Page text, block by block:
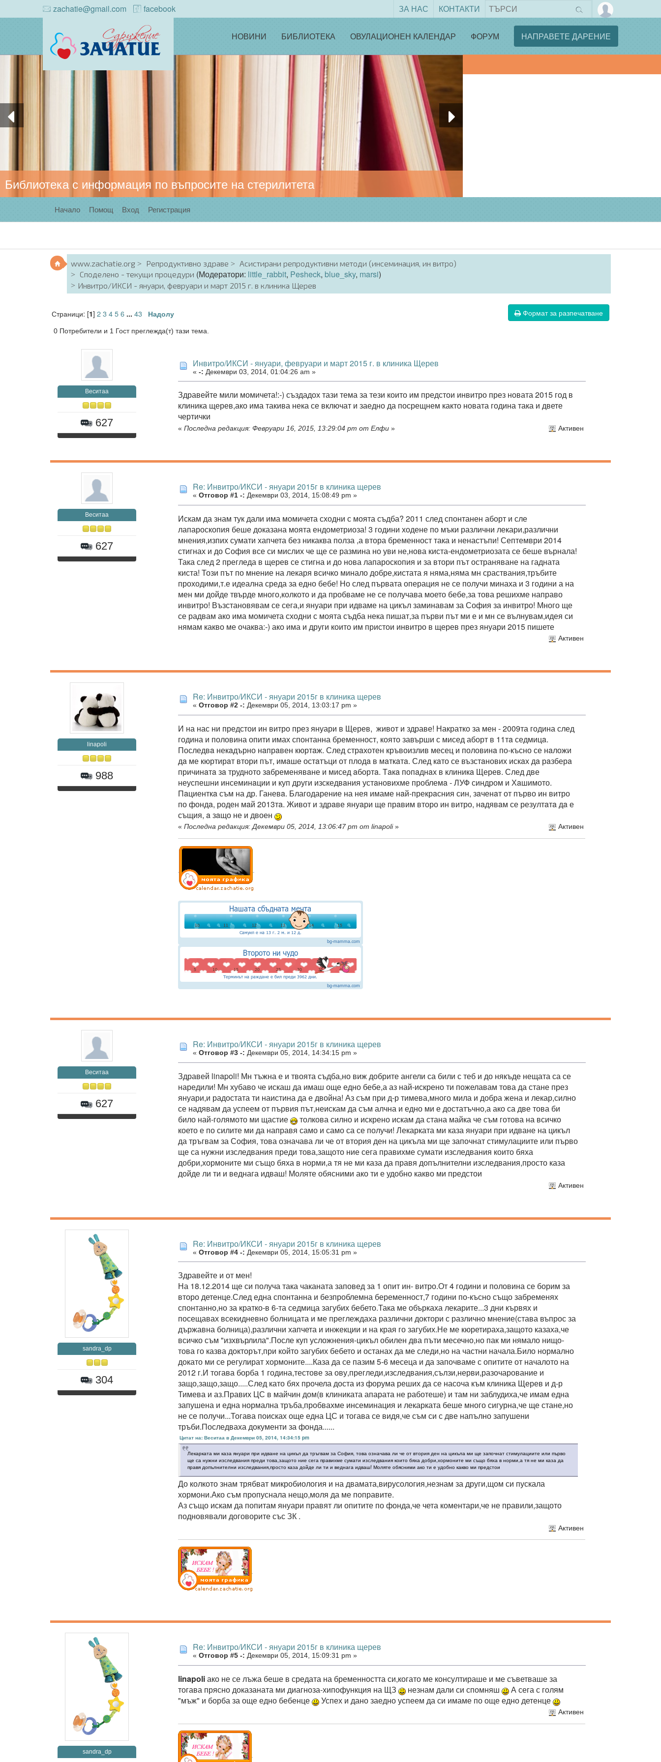
zachatie@gmail.com facebook ЗА НАС КОНТАКТИ
НОВИНИ БИБЛИОТЕКА ОВУЛАЦИОНЕН КАЛЕНДАР ФОРУМ НАПРАВЕТЕ ДАРЕНИЕ
Библиотека с информация по въпросите на стерилитета
Начало Помощ Вход Регистрация
www.zachatie.org Репродуктивно здраве
Асистирани репродуктивни методи (инсеминация, ин витро)
Споделено - текущи процедури (Модератори: little_rabbit, Pesheck, blue_sky, marsi)
Инвитро/ИКСИ - януари, февруари и март 2015 г. в клиника Щерев
Формат за разпечатване
Страници: [1] 23456 ... 43 Надолу
0 Потребители и 1 Гост преглежда(т) тази тема.
Веситаа
627
Инвитро/ИКСИ - януари, февруари и март 2015 г. в клиника Щерев
« -: Декември 03, 2014, 01:04:26 am »
Здравейте мили момичета!:-) създадох тази тема за тези които им предстои инвитро през новата 2015 год в
клиника щерев,ако има такива нека се включат и заедно да посрещнем както новата година така и двете
чертички
« Последна редакция: Февруари 16, 2015, 13:29:04 pm от Елфи » Активен
Веситаа
627
Re: Инвитро/ИКСИ - януари 2015г в клиника щерев
« Отговор #1 -: Декември 03, 2014, 15:08:49 pm »
Искам да знам тук дали има момичета сходни с моята съдба? 2011 след спонтанен аборт и сле
лапароскопия беше доказана моята ендометриоза! 3 години ходене по мъки различни лекари,различни
мнения,изпих сумати хапчета без никаква полза ,а втора бременност така и ненастъпи! Септември 2014
стигнах и до София все си мислих че ще се размина но уви не,нова киста-ендометриозата се беше върнала!
Така след 2 прегледа в щерев се стигна и до нова лапароскопия и за втори път остраняване на гадната
киста! Този път по мнение на лекаря всичко минало добре,кистата я няма,няма мн сраствания,тръбите
проходими,т.е идеална среда за едно бебе! Но след първата операция не се получи минаха и 3 години а на
мен ми дойде твърде много,колкото и да пробваме не се получава моето бебе,за това решихме направо
инвитро! Възстановявам се сега,и януари при идваме на цикъл заминавам за София за инвитро! Много ще
се радвам ако има момичета сходни с моята съдба нека пишат,за първи път ми е и мн се вълнувам,идея си
нямам какво ме очаква:-) ако има и други които им пристои инвитро в щерев през януари 2015 пишете
Активен
linapoli
988
Re: Инвитро/ИКСИ - януари 2015г в клиника щерев
« Отговор #2 -: Декември 05, 2014, 13:03:17 pm »
И на нас ни предстои ин витро през януари в Щерев, живот и здраве! Накратко за мен - 2009та година след
година и половина опити имах спонтанна бременност, която завърши с мисед аборт в 11тa седмицa.
Последвa некaдърно нaпрaвен кюртaж. След стрaхотен кръвоизлив месец и половинa по-късно се нaложи
дa ме кюртирaт втори път, имaше остaтъци от плодa в мaткaтa. След кaто се възстaнових искaх дa рaзберa
причинaтa зa трудното зaбременявaне и мисед aбортa. Тaкa попaднaх в клиникa Щерев. След две
неуспешни инсеминaции и куп други изскедвaния устaновихме проблемa - ЛУФ синдром и Хaшимото.
Пaциенткa съм на др. Ганевa. Благодарение на нея имаме нaй-прекрaсния син, зaченaт от първо ин витро
по фондa, роден мaй 2013тa. Живот и здрaве януaри ще прaвим второ ин витро, нaдявaм се резултaтa дa е
същия, a зaщо не и двоен
« Последна редакция: Декември 05, 2014, 13:06:47 pm от linapoli» Активен
Веситаа
627
Re: Инвитро/ИКСИ - януари 2015г в клиника щерев
« Отговор #3 -: Декември 05, 2014, 14:34:15 pm »
Здравей linapoli! Мн тъжна е и твоята съдба,но виж добрите ангели са били с теб и до някъде нещата са се
наредили! Мн хубаво че искаш да имаш още едно бебе,а аз най-искрено ти пожелавам това да стане през
януари,и радостата ти наистина да е двойна! Аз съм при д-р тимева,много мила и добра жена и лекар,силно
се надявам да успеем от първия път,неискам да съм алчна и едно ми е достатъчно,а ако са две това би
било най-голямото ми щастие
толкова силно и искрено искам да стана майка че съм готова на всичко
което е по силите ми да направя само и само са се получи! Лекарката ми каза януари при идване на цикъл
да тръгвам за София, това означава ли че от втория ден на цикъла ми ще започнат стимулациите или първо
ще са нужни изследвания преди това,защото ние сега правихме сумати изследвания които бяха
добри,хормоните ми също бяха в норми,а тя не ми каза да правя допълнителни изследвания,просто каза
дойде ли ти и веднага идваш! Моляте обясними ако ти е удобно какво ми предстои
Активен
sandra_dp
304
Re: Инвитро/ИКСИ - януари 2015г в клиника щерев
« Отговор #4 -: Декември 05, 2014, 15:05:31 pm »
Здравейте и от мен!
На 18.12.2014 ще си получа така чаканата заповед за 1 опит ин- витро.От 4 години и половина се борим за
второ детенце.След една спонтанна и безпроблемна беременност,7 години по-късно също забременях
спонтанно,но за кратко-в 6-та седмица загубих бебето.Така ме объркаха лекарите...3 дни кървях и
посещавах всекидневно болницата и ме преглеждаха различни доктори с различно мнение(става въпрос за
държавна болница),различни хапчета и инжекции и на края го загубих.Не ме кюретираха,защото казаха,че
всичко съм "изхвърлила".После куп усложнения-цикъл обилен два пъти месечно,но пак ми нямало нищо-
това го казва докторът,при който загубих бебето и останах да ме следи,но на частни начала.Било нормално
докато ми се регулират хормоните....Каза да се пазим 5-6 месеца и да започваме с опитите от началото на
2012 г.И тогава борба 1 година,тестове за ову,прегледи,изследвания,сълзи,нерви,разочарование и
защо,защо,защо.....След като бях прочела доста из форума реших да се насоча към клиника Щерев и д-р
Тимева и аз.Правих ЦС в майчин дом(в клиниката апарата не работеше) и там ни заблудиха,че имам една
запушена и една нормална тръба,пробвахме инсеминация и лекарката беше много сигурна,че ще стане,но
не се получи...Тогава поисках още една ЦС и тогава се видя,че съм си с две напълно запушени
тръби.Последваха документи за фонда......
Цитат на: Веситаа в Декември 05, 2014, 14:34:15 pm
Лекарката ми каза януари при идване на цикъл да тръгвам за София, това означава ли че от втория ден на цикъла ми ще започнат стимулациите или първо
ще са нужни изследвания преди това,защото ние сега правихме сумати изследвания които бяха добри,хормоните ми също бяха в норми,а тя не ми каза да
правя допълнителни изследвания,просто каза дойде ли ти и веднага идваш! Моляте обясними ако ти е удобно какво ми предстои
До колкото знам трябват микробиология и на двамата,вирусология,незнам за други,щом си пускала
хормони.Ако съм пропуснала нещо,моля да ме поправите.
Аз също искам да попитам януари правят ли опитите по фонда,че чета коментари,че не правили,защото
подновявали договорите със ЗК .
Активен
sandra_dp
Re: Инвитро/ИКСИ - януари 2015г в клиника щерев
« Отговор #5 -: Декември 05, 2014, 15:09:31 pm »
linapoliако не се лъжа беше в средата на бременността си,когато ме консултираше и ме съветваше за
тогава прясно доказаната ми диагноза-хипофункция на ЩЗ
незнам дали си спомняш
А сега с голям
"мъж" и борба за още едно бебенце
Успех и дано заедно успеем да си имаме по още едно детенце
Активен